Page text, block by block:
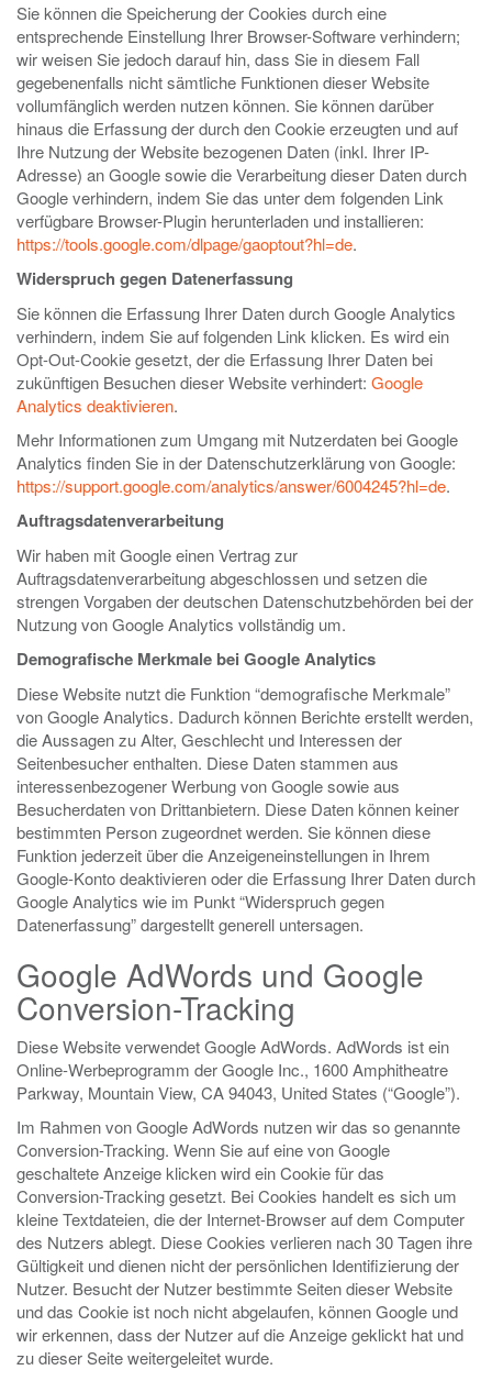
Sie können die Speicherung der Cookies durch eine
entsprechende Einstellung Ihrer Browser-Software verhindern;
wir weisen Sie jedoch darauf hin, dass Sie in diesem Fall
gegebenenfalls nicht sämtliche Funktionen dieser Website
vollumfänglich werden nutzen können. Sie können darüber
hinaus die Erfassung der durch den Cookie erzeugten und auf
Ihre Nutzung der Website bezogenen Daten (inkl. Ihrer IP-
Adresse) an Google sowie die Verarbeitung dieser Daten durch
Google verhindern, indem Sie das unter dem folgenden Link
verfügbare Browser-Plugin herunterladen und installieren:
https://tools.google.com/dlpage/gaoptout?hl=de.
Widerspruch gegen Datenerfassung
Sie können die Erfassung Ihrer Daten durch Google Analytics
verhindern, indem Sie auf folgenden Link klicken. Es wird ein
Opt-Out-Cookie gesetzt, der die Erfassung Ihrer Daten bei
zukünftigen Besuchen dieser Website verhindert: Google
Analytics deaktivieren.
Mehr Informationen zum Umgang mit Nutzerdaten bei Google
Analytics finden Sie in der Datenschutzerklärung von Google:
https://support.google.com/analytics/answer/6004245?hl=de.
Auftragsdatenverarbeitung
Wir haben mit Google einen Vertrag zur
Auftragsdatenverarbeitung abgeschlossen und setzen die
strengen Vorgaben der deutschen Datenschutzbehörden bei der
Nutzung von Google Analytics vollständig um.
Demografische Merkmale bei Google Analytics
Diese Website nutzt die Funktion “demografische Merkmale”
von Google Analytics. Dadurch können Berichte erstellt werden,
die Aussagen zu Alter, Geschlecht und Interessen der
Seitenbesucher enthalten. Diese Daten stammen aus
interessenbezogener Werbung von Google sowie aus
Besucherdaten von Drittanbietern. Diese Daten können keiner
bestimmten Person zugeordnet werden. Sie können diese
Funktion jederzeit über die Anzeigeneinstellungen in Ihrem
Google-Konto deaktivieren oder die Erfassung Ihrer Daten durch
Google Analytics wie im Punkt “Widerspruch gegen
Datenerfassung” dargestellt generell untersagen.
Google AdWords und Google
Conversion-Tracking
Diese Website verwendet Google AdWords. AdWords ist ein
Online-Werbeprogramm der Google Inc., 1600 Amphitheatre
Parkway, Mountain View, CA 94043, United States (“Google”).
Im Rahmen von Google AdWords nutzen wir das so genannte
Conversion-Tracking. Wenn Sie auf eine von Google
geschaltete Anzeige klicken wird ein Cookie für das
Conversion-Tracking gesetzt. Bei Cookies handelt es sich um
kleine Textdateien, die der Internet-Browser auf dem Computer
des Nutzers ablegt. Diese Cookies verlieren nach 30 Tagen ihre
Gültigkeit und dienen nicht der persönlichen Identifizierung der
Nutzer. Besucht der Nutzer bestimmte Seiten dieser Website
und das Cookie ist noch nicht abgelaufen, können Google und
wir erkennen, dass der Nutzer auf die Anzeige geklickt hat und
zu dieser Seite weitergeleitet wurde.